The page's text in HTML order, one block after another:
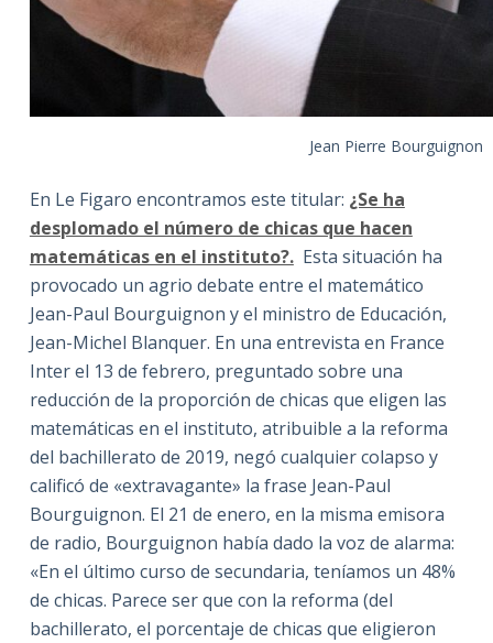
Jean Pierre Bourguignon
En Le Figaro encontramos este titular: ¿Se ha
desplomado el número de chicas que hacen
matemáticas en el instituto?.Esta situación ha
provocado un agrio debate entre el matemático
Jean-Paul Bourguignon y el ministro de Educación,
Jean-Michel Blanquer. En una entrevista en France
Inter el 13 de febrero, preguntado sobre una
reducción de la proporción de chicas que eligen las
matemáticas en el instituto, atribuible a la reforma
del bachillerato de 2019, negó cualquier colapso y
calificó de «extravagante» la frase Jean-Paul
Bourguignon. El 21 de enero, en la misma emisora
de radio, Bourguignon había dado la voz de alarma:
«En el último curso de secundaria, teníamos un 48%
de chicas. Parece ser que con la reforma (del
bachillerato, el porcentaje de chicas que eligieron